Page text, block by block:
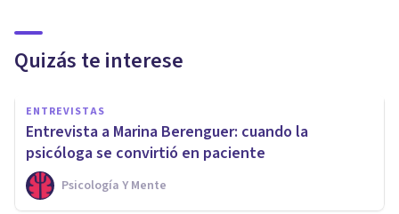
Quizás te interese
ENTREVISTAS
Entrevista a Marina Berenguer: cuando la
psicóloga se convirtió en paciente
Psicología Y Mente